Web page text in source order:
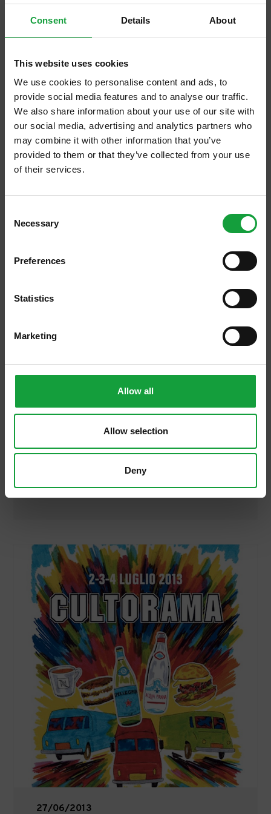
Consent Details About
This website uses cookies
We use cookies to personalise content and ads, to
provide social media features and to analyse our traffic.
We also share information about your use of our site with
our social media, advertising and analytics partners who
may combine it with other information that you’ve
provided to them or that they’ve collected from your use
of their services.
Selection
Necessary
Preferences
Statistics
Marketing
Allow all
Allow selection
Deny
Si deve attraversare il ponte Belvedere,
città di mare e di laguna tra Trieste e
A cena in barca con "I Solisti
Dieci menu d’eccellenza, i grandi vini del
chiaro di luna: questi gli ingredienti delle
27/06/2013
ISCRIVITI ALLA NEWSLETTER
Resta aggiornato su tutte le ultime novita nel campo